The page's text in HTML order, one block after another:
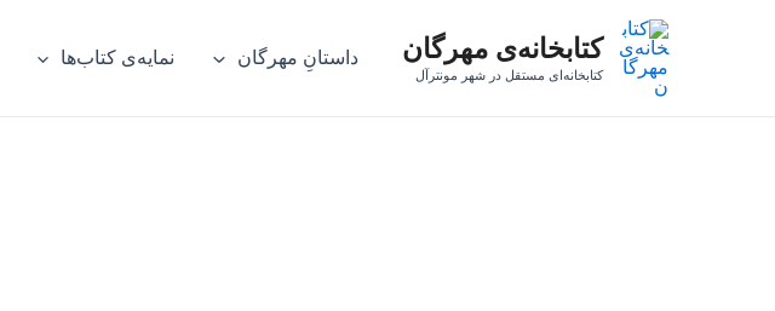
کتابخانه‌ی مهرگان
کتابخانه‌ای مستقل در شهر مونترآل
داستانِ مهرگان نمایه‌ی کتاب‌ها